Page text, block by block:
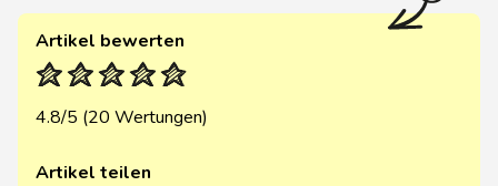
Artikel bewerten
4.8/5 (20 Wertungen)
Artikel teilen